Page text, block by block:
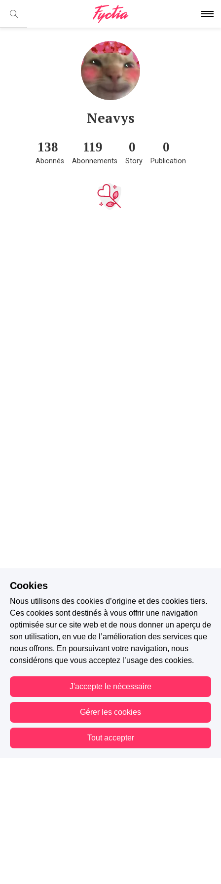
Neavys
138
Abonnés
119
Abonnements
0
Story
0
Publication
Cookies
Nous utilisons des cookies d’origine et des cookies tiers.
Ces cookies sont destinés à vous offrir une navigation
optimisée sur ce site web et de nous donner un aperçu de
son utilisation, en vue de l’amélioration des services que
nous offrons. En poursuivant votre navigation, nous
considérons que vous acceptez l’usage des cookies.
J'accepte le nécessaire
Gérer les cookies
Tout accepter